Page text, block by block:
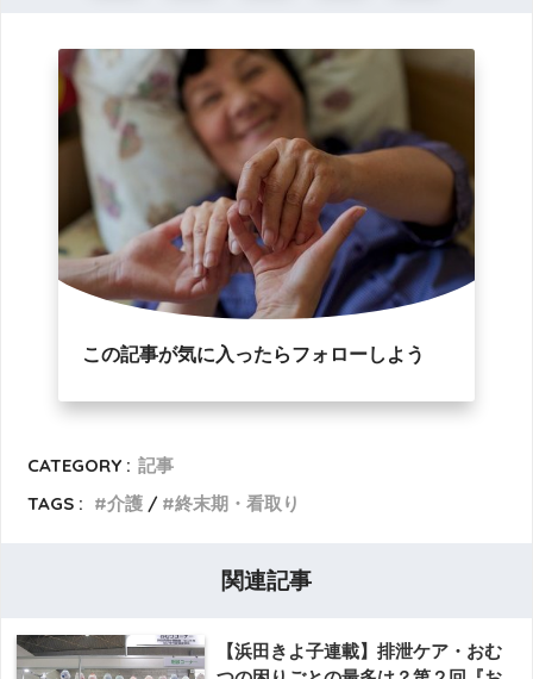
この記事が気に入ったらフォローしよう
CATEGORY : 記事
TAGS :
介護 終末期・看取り
関連記事
【浜田きよ子連載】排泄ケア・おむ